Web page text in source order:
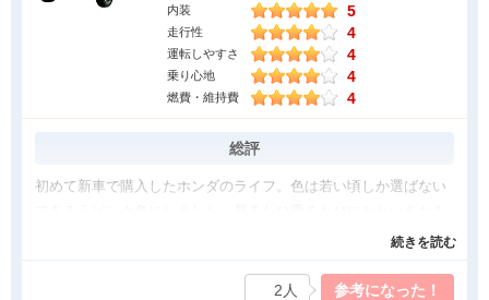
内装 5
走行性 4
運転しやすさ 4
乗り心地 4
燃費・維持費 4
総評
初めて新車で購入したホンダのライフ。色は若い頃しか選ばない
といつも思いながら乗っていました。フロントガラスが大きいの
なのでバックの駐車はモニターを見れば完璧です。ガイドの線も
続きを読む
参考になった！
2人